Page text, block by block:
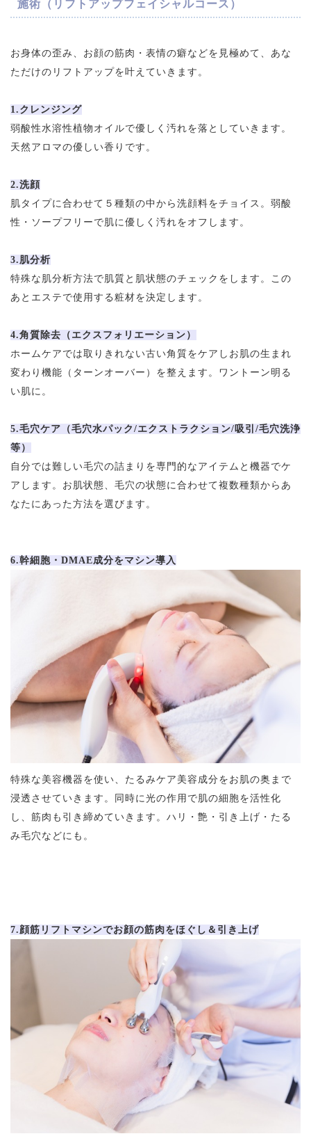
施術（リフトアップフェイシャルコース）
お身体の歪み、お顔の筋肉・表情の癖などを見極めて、あな
ただけのリフトアップを叶えていきます。
1.クレンジング
弱酸性水溶性植物オイルで優しく汚れを落としていきます。
天然アロマの優しい香りです。
2.洗顔
肌タイプに合わせて５種類の中から洗顔料をチョイス。弱酸
性・ソープフリーで肌に優しく汚れをオフします。
3.肌分析
特殊な肌分析方法で肌質と肌状態のチェックをします。この
あとエステで使用する粧材を決定します。
4.角質除去（エクスフォリエーション）
ホームケアでは取りきれない古い角質をケアしお肌の生まれ
変わり機能（ターンオーバー）を整えます。ワントーン明る
い肌に。
5.毛穴ケア（毛穴水パック/エクストラクション/吸引/毛穴洗浄
等）
自分では難しい毛穴の詰まりを専門的なアイテムと機器でケ
アします。お肌状態、毛穴の状態に合わせて複数種類からあ
なたにあった方法を選びます。
6.幹細胞・DMAE成分をマシン導入
特殊な美容機器を使い、たるみケア美容成分をお肌の奥まで
浸透させていきます。同時に光の作用で肌の細胞を活性化
し、筋肉も引き締めていきます。ハリ・艶・引き上げ・たる
み毛穴などにも。
7.顔筋リフトマシンでお顔の筋肉をほぐし＆引き上げ